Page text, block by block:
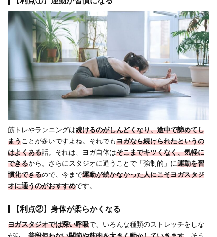
筋トレやランニングは続けるのがしんどくなり、途中で諦めてし
まうことが多いですよね。それでもヨガなら続けられたというの
はよくある話。それは、ヨガ自体はそこまでキツくなく、気軽に
できるから。さらにスタジオに通うことで「強制的」に運動を習
慣化できるので、今まで運動が続かなかった人にこそヨガスタジ
オに通うのがおすすめです。
【利点②】身体が柔らかくなる
ヨガスタジオでは深い呼吸で、いろんな種類のストレッチをしな